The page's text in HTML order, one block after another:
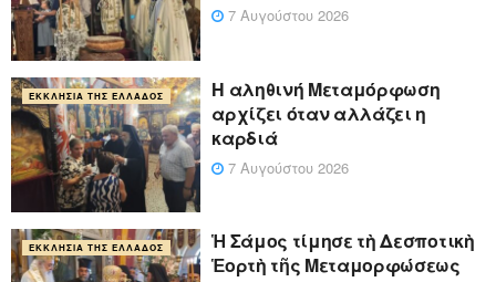
7 Αυγούστου 2026
ΕΚΚΛΗΣΊΑ ΤΗΣ ΕΛΛΆΔΟΣ
Η αληθινή Μεταμόρφωση
αρχίζει όταν αλλάζει η
καρδιά
7 Αυγούστου 2026
ΕΚΚΛΗΣΊΑ ΤΗΣ ΕΛΛΆΔΟΣ
Ἡ Σάμος τίμησε τὴ Δεσποτικὴ
Ἑορτὴ τῆς Μεταμορφώσεως